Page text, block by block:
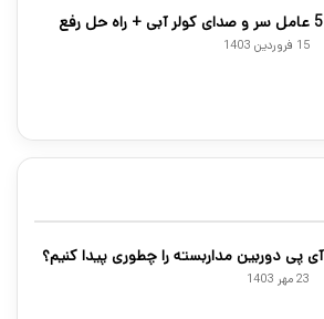
5 عامل سر و صدای کولر آبی + راه حل رفع
15 فروردین 1403
آی پی دوربین مداربسته را چطوری پیدا کنیم؟
23 مهر 1403